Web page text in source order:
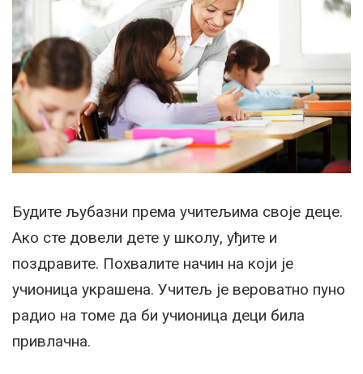
Будите љубазни према учитељима своје деце.
Ако сте довели дете у школу, уђите и
поздравите. Похвалите начин на који је
учионица украшена. Учитељ је вероватно пуно
радио на томе да би учионица деци била
привлачна.